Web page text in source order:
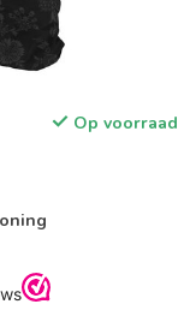
Op voorraad